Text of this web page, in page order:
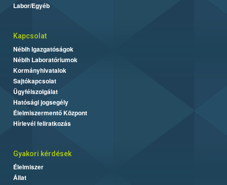
Labor/Egyéb
Kapcsolat
Nébih Igazgatóságok
Nébih Laboratóriumok
Kormányhivatalok
Sajtókapcsolat
Ügyfélszolgálat
Hatósági jogsegély
Élelmiszermentő Központ
Hírlevél feliratkozás
Gyakori kérdések
Élelmiszer
Állat